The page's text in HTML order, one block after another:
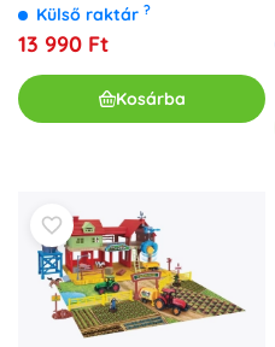
Külső raktár ?
13 990 Ft
Kosárba